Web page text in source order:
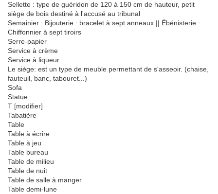
Sellette : type de guéridon de 120 à 150 cm de hauteur, petit
siège de bois destiné à l'accusé au tribunal
Semainier : Bijouterie : bracelet à sept anneaux || Ébénisterie :
Chiffonnier à sept tiroirs
Serre-papier
Service à crème
Service à liqueur
Le siège: est un type de meuble permettant de s'asseoir. (chaise,
fauteuil, banc, tabouret...)
Sofa
Statue
T [modifier]
Tabatière
Table
Table à écrire
Table à jeu
Table bureau
Table de milieu
Table de nuit
Table de salle à manger
Table demi-lune